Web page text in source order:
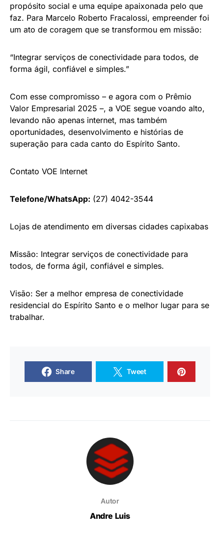
propósito social e uma equipe apaixonada pelo que
faz. Para Marcelo Roberto Fracalossi, empreender foi
um ato de coragem que se transformou em missão:
“Integrar serviços de conectividade para todos, de
forma ágil, confiável e simples.”
Com esse compromisso – e agora com o Prêmio
Valor Empresarial 2025 –, a VOE segue voando alto,
levando não apenas internet, mas também
oportunidades, desenvolvimento e histórias de
superação para cada canto do Espírito Santo.
Contato VOE Internet
Telefone/WhatsApp: (27) 4042-3544
Lojas de atendimento em diversas cidades capixabas
Missão: Integrar serviços de conectividade para
todos, de forma ágil, confiável e simples.
Visão: Ser a melhor empresa de conectividade
residencial do Espírito Santo e o melhor lugar para se
trabalhar.
Share Tweet
Autor
Andre Luis